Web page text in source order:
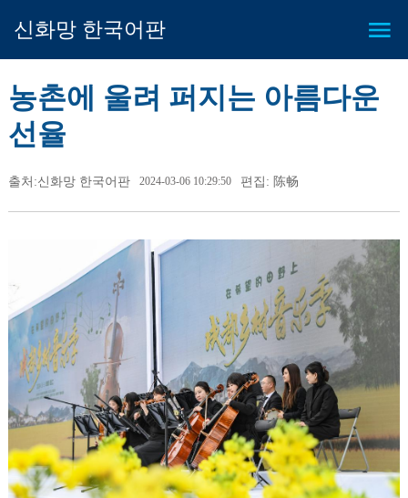
신화망 한국어판
농촌에 울려 퍼지는 아름다운
선율
출처:신화망 한국어판 2024-03-06 10:29:50 편집: 陈畅